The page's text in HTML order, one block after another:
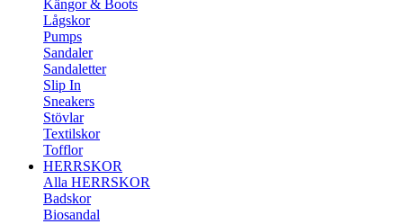
Kängor & Boots
Lågskor
Pumps
Sandaler
Sandaletter
Slip In
Sneakers
Stövlar
Textilskor
Tofflor
HERRSKOR
Alla HERRSKOR
Badskor
Biosandal